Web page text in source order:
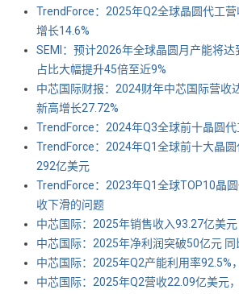
TrendForce：2025年Q2全球晶圆代工
增长14.6%
SEMI：预计2026年全球晶圆月产能将
占比大幅提升45倍至近9%
中芯国际财报：2024财年中芯国际营收
新高增长27.72%
TrendForce：2024年Q3全球前十晶圆
TrendForce：2024年Q1全球前十大晶
292亿美元
TrendForce：2023年Q1全球TOP10晶
收下滑的问题
中芯国际：2025年销售收入93.27亿美
中芯国际：2025年净利润突破50亿元 同
中芯国际：2025年Q2产能利用率92.5%
中芯国际：2025年Q2营收22.09亿美元